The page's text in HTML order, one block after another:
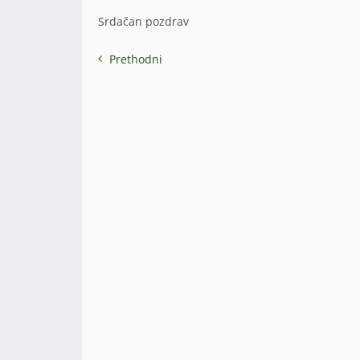
Srdačan pozdrav
Prethodni